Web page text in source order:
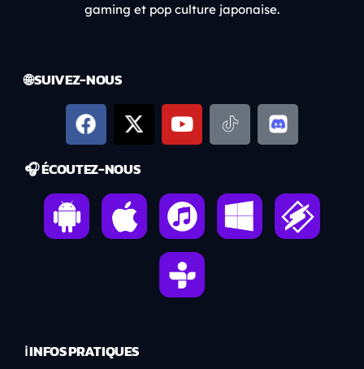
gaming et pop culture japonaise.
🌐 SUIVEZ-NOUS
🎧 ÉCOUTEZ-NOUS
ℹ️ INFOS PRATIQUES